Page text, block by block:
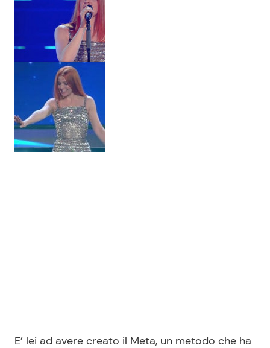
E’ lei ad avere creato il Meta, un metodo che ha